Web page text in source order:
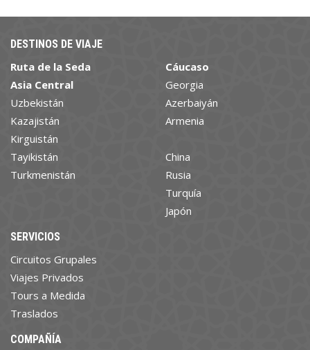
DESTINOS DE VIAJE
Ruta de la Seda
Asia Central
Uzbekistán
Kazajistán
Kirguistán
Tayikistán
Turkmenistán
Cáucaso
Georgia
Azerbaiyán
Armenia
China
Rusia
Turquía
Japón
SERVICIOS
Circuitos Grupales
Viajes Privados
Tours a Medida
Traslados
COMPAÑÍA